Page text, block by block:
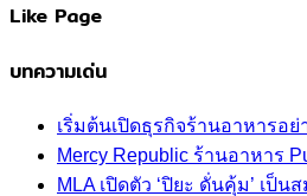
Like Page
บทความเด่น
เริ่มต้นเปิดธุรกิจร้านอาหารอ
Mercy Republic ร้านอาหาร
MLA เปิดตัว ‘ปิยะ ดั่นคุ้ม’ เป็